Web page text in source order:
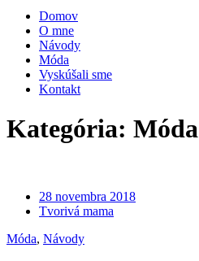
Domov
O mne
Návody
Móda
Vyskúšali sme
Kontakt
Kategória: Móda
28 novembra 2018
Tvorivá mama
Móda, Návody